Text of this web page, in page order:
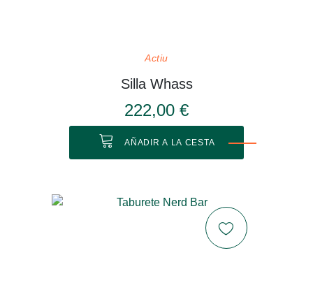
Actiu
Silla Whass
222,00 €
AÑADIR A LA CESTA